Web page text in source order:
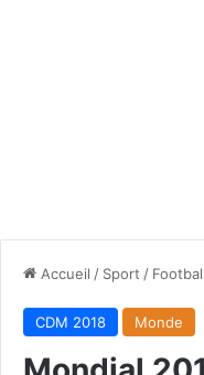
Accueil / Sport / Football
CDM 2018 Monde